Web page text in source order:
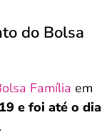
do Bolsa
Família em
e foi até o dia